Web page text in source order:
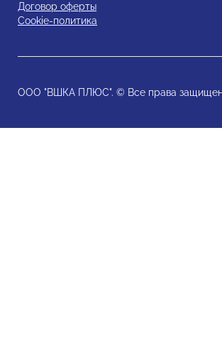
Договор оферты
Cookie-политика
ООО "ВШКА ПЛЮС". © Все права